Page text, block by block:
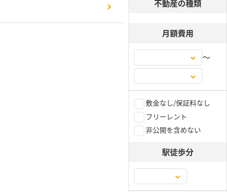
不動産の種類
月額費用
〜
敷金なし/保証料なし
フリーレント
非公開を含めない
駅徒歩分